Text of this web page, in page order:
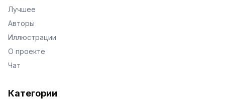
Лучшее
Авторы
Иллюстрации
О проекте
Чат
Категории